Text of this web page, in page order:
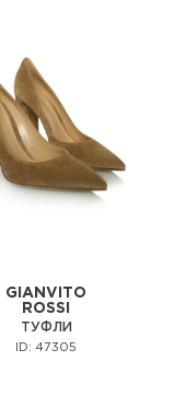
GIANVITO
ROSSI
ТУФЛИ
ID: 47305